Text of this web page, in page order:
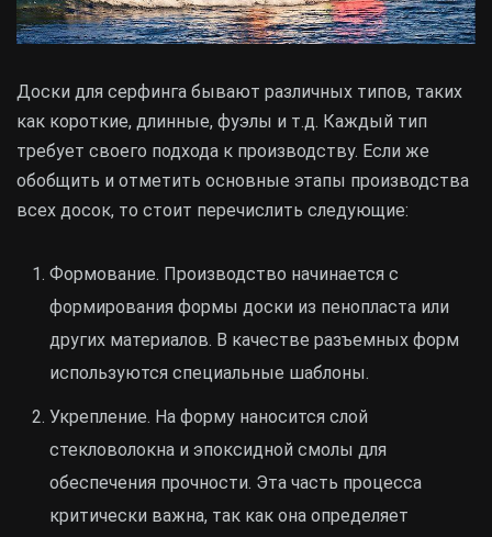
Доски для серфинга бывают различных типов, таких
как короткие, длинные, фуэлы и т.д. Каждый тип
требует своего подхода к производству. Если же
обобщить и отметить основные этапы производства
всех досок, то стоит перечислить следующие:
Формование. Производство начинается с
формирования формы доски из пенопласта или
других материалов. В качестве разъемных форм
используются специальные шаблоны.
Укрепление. На форму наносится слой
стекловолокна и эпоксидной смолы для
обеспечения прочности. Эта часть процесса
критически важна, так как она определяет